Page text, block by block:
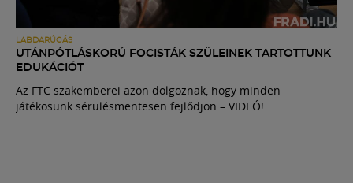
LABDARÚGÁS
UTÁNPÓTLÁSKORÚ FOCISTÁK SZÜLEINEK TARTOTTUNK
EDUKÁCIÓT
Az FTC szakemberei azon dolgoznak, hogy minden
játékosunk sérülésmentesen fejlődjön – VIDEÓ!